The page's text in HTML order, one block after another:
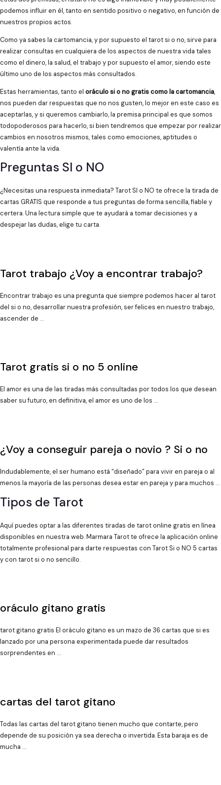
podemos influir en él, tanto en sentido positivo o negativo, en función de
nuestros propios actos.
Como ya sabes la cartomancia, y por supuesto el tarot si o no, sirve para
realizar consultas en cualquiera de los aspectos de nuestra vida tales
como el dinero, la salud, el trabajo y por supuesto el amor, siendo este
último uno de los aspectos más consultados.
Estas herramientas, tanto el oráculo si o no gratis como la cartomancia,
nos pueden dar respuestas que no nos gusten, lo mejor en este caso es
aceptarlas, y si queremos cambiarlo, la premisa principal es que somos
todopoderosos para hacerlo, si bien tendremos que empezar por realizar
cambios en nosotros mismos, tales como emociones, aptitudes o
valentía ante la vida.
Preguntas SI o NO
¿Necesitas una respuesta inmediata? Tarot SI o NO te ofrece la tirada de
cartas GRATIS que responde a tus preguntas de forma sencilla, fiable y
certera. Una lectura simple que te ayudará a tomar decisiones y a
despejar las dudas, elige tu carta.
Tarot trabajo ¿Voy a encontrar trabajo?
Encontrar trabajo es una pregunta que siempre podemos hacer al tarot
del si o no, desarrollar nuestra profesión, ser felices en nuestro trabajo,
ascender de …
Tarot gratis si o no 5 online
El amor es una de las tiradas más consultadas por todos los que desean
saber su futuro, en definitiva, el amor es uno de los …
¿Voy a conseguir pareja o novio ? Si o no
Indudablemente, el ser humano está “diseñado” para vivir en pareja o al
menos la mayoría de las personas desea estar en pareja y para muchos …
Tipos de Tarot
Aquí puedes optar a las diferentes tiradas de tarot online gratis en línea
disponibles en nuestra web. Marmara Tarot te ofrece la aplicación online
totalmente profesional para darte respuestas con Tarot Si o NO 5 cartas
y con tarot si o no sencillo.
oráculo gitano gratis
tarot gitano gratis El oráculo gitano es un mazo de 36 cartas que si es
lanzado por una persona experimentada puede dar resultados
sorprendentes en …
cartas del tarot gitano
Todas las cartas del tarot gitano tienen mucho que contarte, pero
depende de su posición ya sea derecha o invertida. Esta baraja es de
mucha …